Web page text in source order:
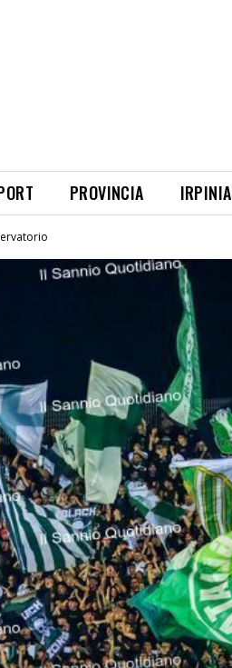
PROVINCIA IRPINIA